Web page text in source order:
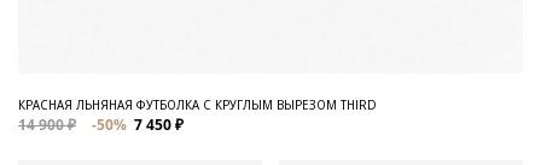
КРАСНАЯ ЛЬНЯНАЯ ФУТБОЛКА С КРУГЛЫМ ВЫРЕЗОМ THIRD
14 900 ₽ -50% 7 450 ₽